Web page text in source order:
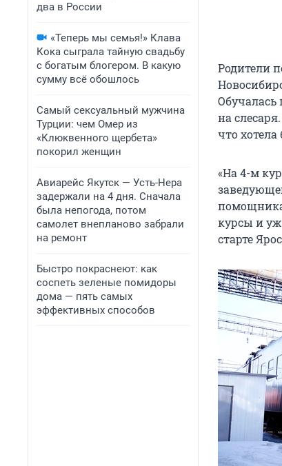
два в России
«Теперь мы семья!» Клава
Кока сыграла тайную свадьбу
с богатым блогером. В какую
сумму всё обошлось
Самый сексуальный мужчина
Турции: чем Омер из
«Клюквенного щербета»
покорил женщин
Авиарейс Якутск — Усть-Нера
задержали на 4 дня. Сначала
была непогода, потом
самолет внепланово забрали
на ремонт
Быстро покраснеют: как
соспеть зеленые помидоры
дома — пять самых
эффективных способов
Родители
Обучалась
на
что
«На 4-м
курсы и
старте